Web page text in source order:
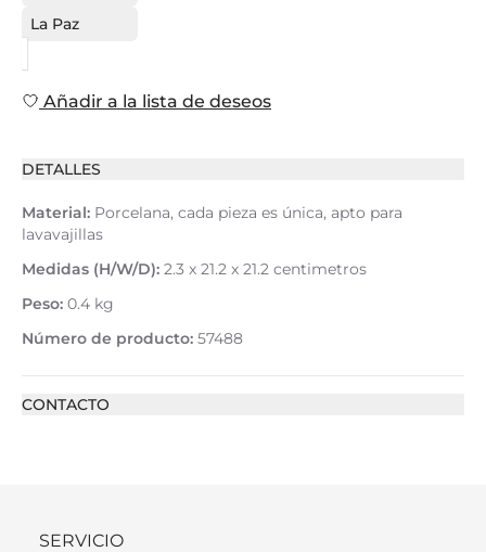
La Paz
Añadir a la lista de deseos
DETALLES
Material: Porcelana, cada pieza es única, apto para
lavavajillas
Medidas (H/W/D): 2.3 x 21.2 x 21.2 centimetros
Peso: 0.4 kg
Número de producto: 57488
CONTACTO
SERVICIO